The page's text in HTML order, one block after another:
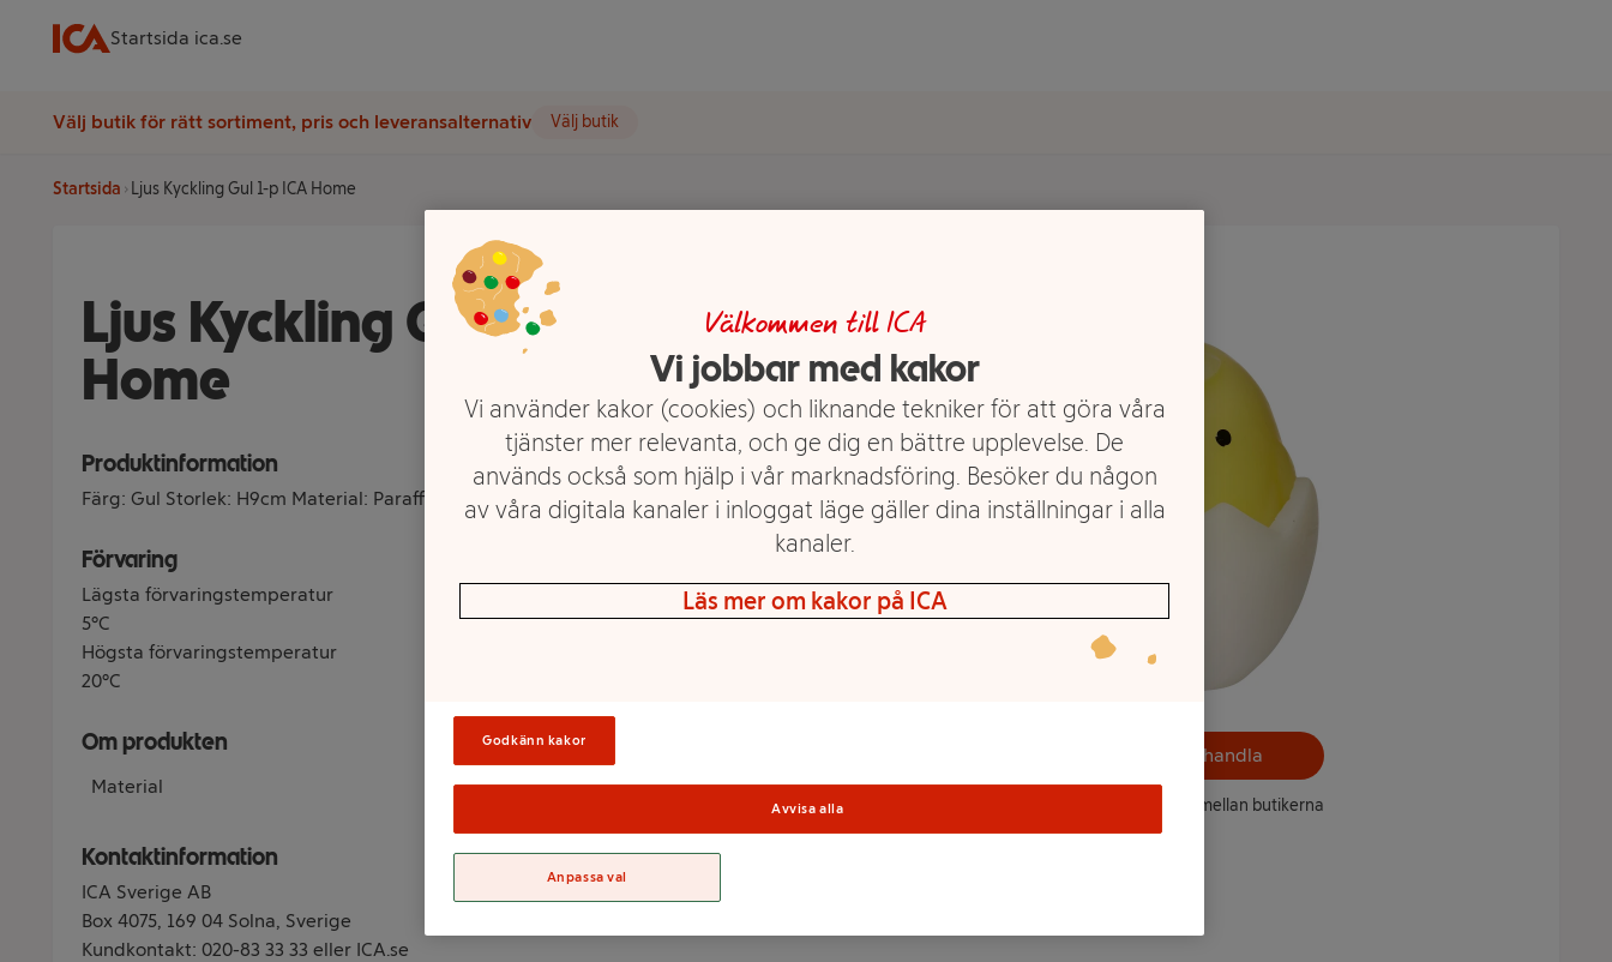
Startsida ica.se
Välj butik för rätt sortiment, pris och leveransalternativ Välj butik
Startsida Ljus Kyckling Gul 1-p ICA Home
Ljus Kyckling Gul 1-p ICA
Home
Produktinformation
Färg: Gul Storlek: H9cm Material: Paraffin
Förvaring
Lägsta förvaringstemperatur
5°C
Högsta förvaringstemperatur
20°C
Om produkten
Material Paraffin
Kontaktinformation
ICA Sverige AB
Box 4075, 169 04 Solna, Sverige
Kundkontakt: 020-83 33 33 eller ICA.se
Välj butik och handla
Sortimentet kan variera mellan butikerna
Välkommen till ICA
Vi jobbar med kakor
Vi använder kakor (cookies) och liknande tekniker för att göra våra
tjänster mer relevanta, och ge dig en bättre upplevelse. De
används också som hjälp i vår marknadsföring. Besöker du någon
av våra digitala kanaler i inloggat läge gäller dina inställningar i alla
kanaler.
Läs mer om kakor på ICA
Godkänn kakor
Avvisa alla
Anpassa val